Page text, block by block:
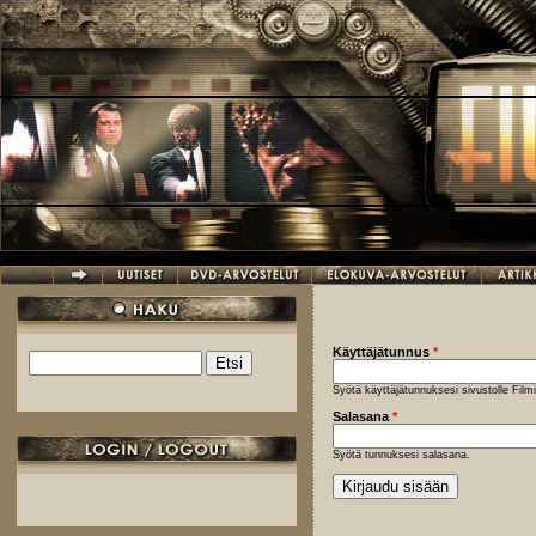
Hyppää pääsisältöön
Hakulomake
Käyttäjätunnus *
Syötä käyttäjätunnuksesi sivustolle
Salasana *
Syötä tunnuksesi salasana.